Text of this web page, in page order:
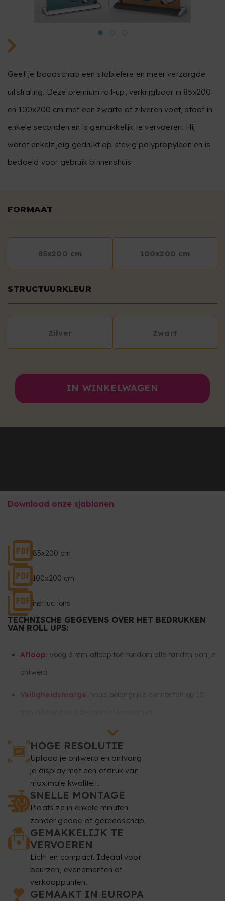
Geef je boodschap een stabielere en meer verzorgde
uitstraling. Deze premium roll-up, verkrijgbaar in 85x200
en 100x200 cm met een zwarte of zilveren voet, staat in
enkele seconden en is gemakkelijk te vervoeren. Hij
wordt enkelzijdig gedrukt op stevig polypropyleen en is
bedoeld voor gebruik binnenshuis.
FORMAAT
85x200 cm 100x200 cm
STRUCTUURKLEUR
Zilver Zwart
IN WINKELWAGEN
Download onze sjablonen
85x200 cm
100x200 cm
instructions
TECHNISCHE GEGEVENS OVER HET BEDRUKKEN
VAN ROLL UPS:
Afloop: voeg 3 mm afloop toe rondom alle randen van je
ontwerp.
Veiligheidsmarge : houd belangrijke elementen op 10
Houd alle belangrijke teksten en afbeeldingen op
minimaal 30 mm van de onder- en 30 mm van de
bovenkant van je ontwerp. Dit deel blijft grotendeels
opgerold in de standaard en is niet zichtbaar.
Resolutie : minimaal 150 dpi.
Kleurmodus: CMYK.
Bestandsformaat: PDF op schaal 1:1 (zonder
wachtwoord).
Typografie: lettertypen moeten ingesloten of omgezet
HOGE RESOLUTIE
Upload je ontwerp en ontvang
je display met een afdruk van
maximale kwaliteit.
SNELLE MONTAGE
Plaats ze in enkele minuten
zonder gedoe of gereedschap.
GEMAKKELIJK TE
VERVOEREN
Licht en compact. Ideaal voor
beurzen, evenementen of
verkooppunten.
GEMAAKT IN EUROPA